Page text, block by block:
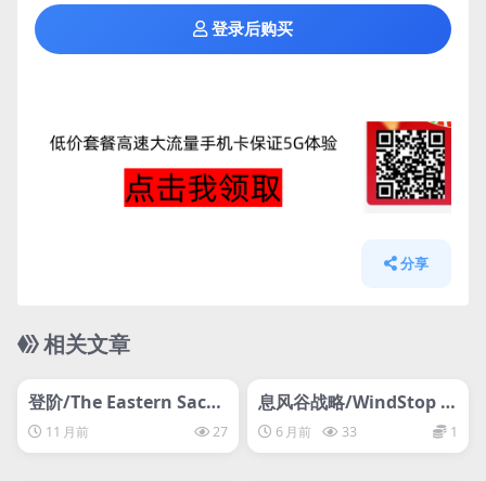
登录后购买
分享
相关文章
登阶/The Eastern Sacri
fice11 月前 27
息风谷战略/WindStop St
rategy
6 月前 33 1